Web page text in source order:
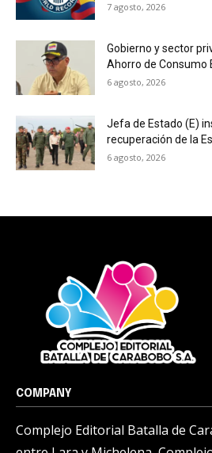
7 agosto, 2026
Gobierno y sector
Ahorro de Consumo
6 agosto, 2026
Jefa de Estado (E)
recuperación de la
6 agosto, 2026
COMPANY
Complejo Editorial Batalla de